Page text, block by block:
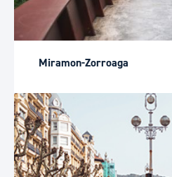
Miramon-Zorroaga